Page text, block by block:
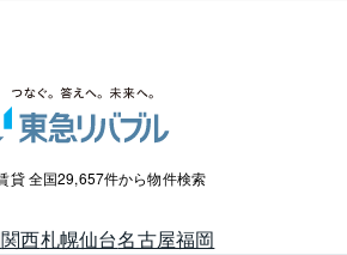
貸 全国29,657件から物件検索
関西札幌仙台名古屋福岡